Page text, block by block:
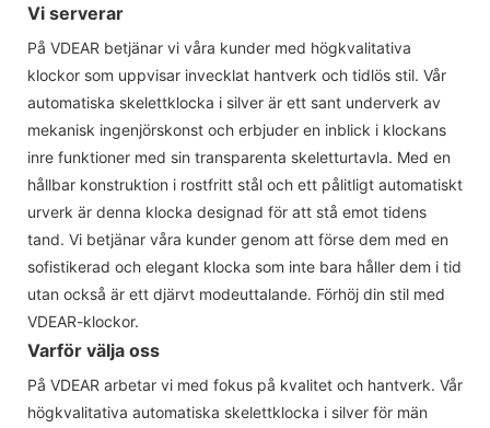
Vi serverar
På VDEAR betjänar vi våra kunder med högkvalitativa
klockor som uppvisar invecklat hantverk och tidlös stil. Vår
automatiska skelettklocka i silver är ett sant underverk av
mekanisk ingenjörskonst och erbjuder en inblick i klockans
inre funktioner med sin transparenta skeletturtavla. Med en
hållbar konstruktion i rostfritt stål och ett pålitligt automatiskt
urverk är denna klocka designad för att stå emot tidens
tand. Vi betjänar våra kunder genom att förse dem med en
sofistikerad och elegant klocka som inte bara håller dem i tid
utan också är ett djärvt modeuttalande. Förhöj din stil med
VDEAR-klockor.
Varför välja oss
På VDEAR arbetar vi med fokus på kvalitet och hantverk. Vår
högkvalitativa automatiska skelettklocka i silver för män